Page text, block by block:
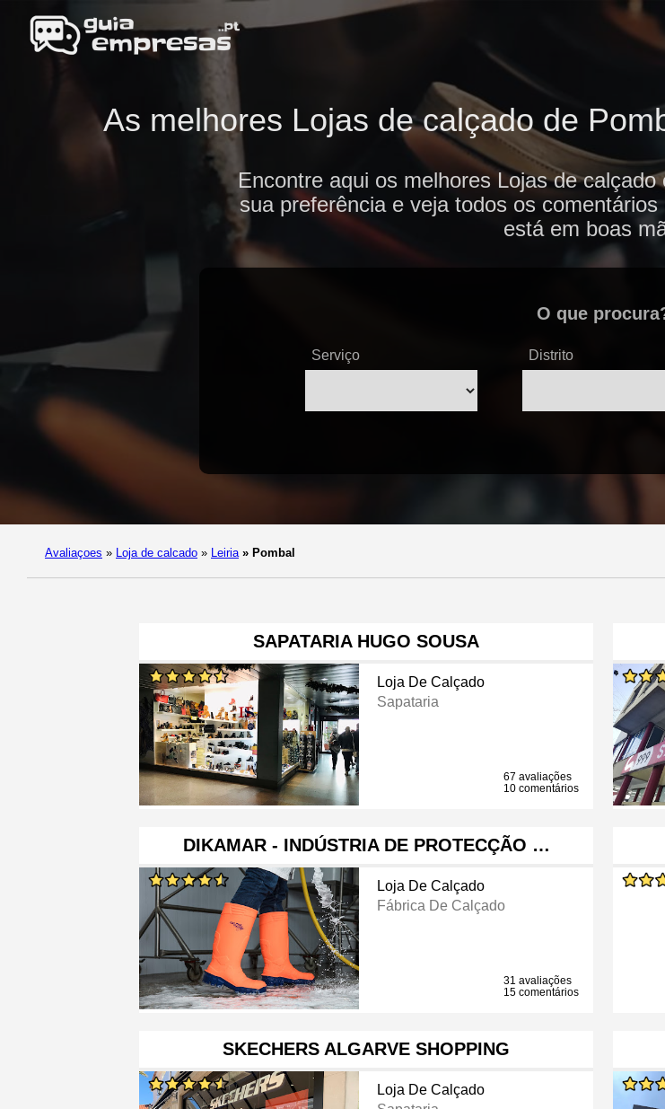
As melhores Lojas de calçado de
Encontre aqui os melhores Lojas de
sua preferência e veja todos os
está em boas
O que
Serviço Distrito
Avaliaçoes » Loja de calcado » Leiria » Pombal
SAPATARIA HUGO SOUSA
Loja De Calçado
Sapataria
67 avaliações
10 comentários
DIKAMAR - INDÚSTRIA DE PROTECÇÃO …
Loja De Calçado
Fábrica De Calçado
31 avaliações
15 comentários
SKECHERS ALGARVE SHOPPING
Loja De Calçado